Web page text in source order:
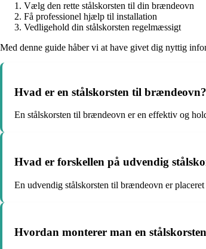
Vælg den rette stålskorsten til din brændeovn
Få professionel hjælp til installation
Vedligehold din stålskorsten regelmæssigt
Med denne guide håber vi at have givet dig nyttig
Hvad er en stålskorsten til brændeovn?
En stålskorsten til brændeovn er en effektiv og
Hvad er forskellen på udvendig
En udvendig stålskorsten til brændeovn er
Hvordan monterer man en